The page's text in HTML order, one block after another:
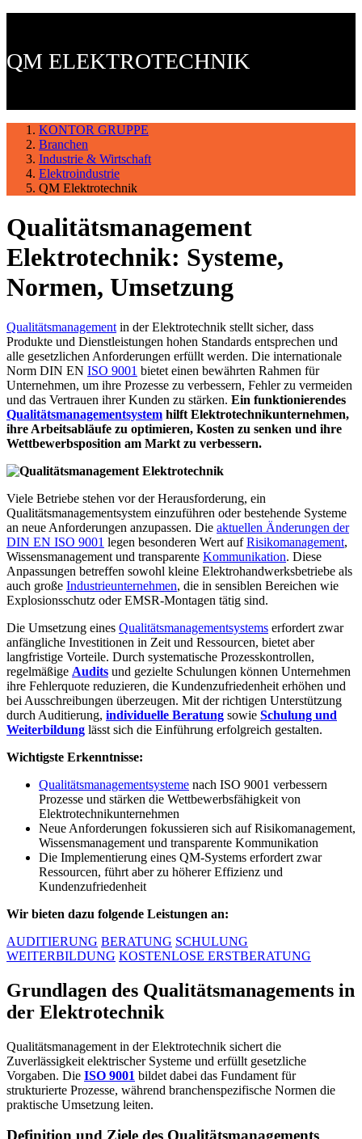
QM ELEKTROTECHNIK
KONTOR GRUPPE
Branchen
Industrie & Wirtschaft
Elektroindustrie
QM Elektrotechnik
Qualitätsmanagement
Elektrotechnik: Systeme,
Normen, Umsetzung
Qualitätsmanagement in der Elektrotechnik stellt sicher, dass
Produkte und Dienstleistungen hohen Standards entsprechen und
alle gesetzlichen Anforderungen erfüllt werden. Die internationale
Norm DIN EN ISO 9001 bietet einen bewährten Rahmen für
Unternehmen, um ihre Prozesse zu verbessern, Fehler zu vermeiden
und das Vertrauen ihrer Kunden zu stärken. Ein funktionierendes
Qualitätsmanagementsystem hilft Elektrotechnikunternehmen,
ihre Arbeitsabläufe zu optimieren, Kosten zu senken und ihre
Wettbewerbsposition am Markt zu verbessern.
Viele Betriebe stehen vor der Herausforderung, ein
Qualitätsmanagementsystem einzuführen oder bestehende Systeme
an neue Anforderungen anzupassen. Die aktuellen Änderungen der
DIN EN ISO 9001 legen besonderen Wert aufRisikomanagement,
Wissensmanagement und transparente Kommunikation. Diese
Anpassungen betreffen sowohl kleine Elektrohandwerksbetriebe als
auch große Industrieunternehmen, die in sensiblen Bereichen wie
Explosionsschutz oder EMSR-Montagen tätig sind.
Die Umsetzung eines Qualitätsmanagementsystems erfordert zwar
anfängliche Investitionen in Zeit und Ressourcen, bietet aber
langfristige Vorteile. Durch systematische Prozesskontrollen,
regelmäßige Audits und gezielte Schulungen können Unternehmen
ihre Fehlerquote reduzieren, die Kundenzufriedenheit erhöhen und
bei Ausschreibungen überzeugen. Mit der richtigen Unterstützung
durch Auditierung, individuelle Beratung sowie Schulung und
Weiterbildung lässt sich die Einführung erfolgreich gestalten.
Wichtigste Erkenntnisse:
Qualitätsmanagementsysteme nach ISO 9001 verbessern
Prozesse und stärken die Wettbewerbsfähigkeit von
Elektrotechnikunternehmen
Neue Anforderungen fokussieren sich auf Risikomanagement,
Wissensmanagement und transparente Kommunikation
Die Implementierung eines QM-Systems erfordert zwar
Ressourcen, führt aber zu höherer Effizienz und
Kundenzufriedenheit
Wir bieten dazu folgende Leistungen an:
AUDITIERUNG BERATUNG SCHULUNG
WEITERBILDUNG KOSTENLOSE ERSTBERATUNG
Grundlagen des Qualitätsmanagements in
der Elektrotechnik
Qualitätsmanagement in der Elektrotechnik sichert die
Zuverlässigkeit elektrischer Systeme und erfüllt gesetzliche
Vorgaben. Die ISO 9001 bildet dabei das Fundament für
strukturierte Prozesse, während branchenspezifische Normen die
praktische Umsetzung leiten.